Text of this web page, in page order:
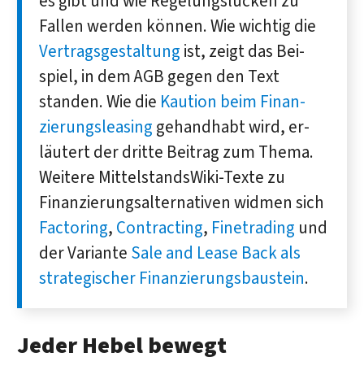
Fallen wer­den können. Wie wichtig die
Vertrags­gestaltung ist, zeigt das Bei­
spiel, in dem AGB gegen den Text
standen. Wie die Kaution beim Fi­nan­
zierungsleasing gehand­habt wird, er­
läutert der drit­te Bei­trag zum Thema.
Weitere MittelstandsWiki-Texte zu
Finanzierungsalternativen widmen sich
Factoring, Contracting, Finetrading und
der Variante Sale and Lease Backals
strategischer Finanzierungsbaustein.
Jeder Hebel bewegt